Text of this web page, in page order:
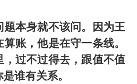
本身就不该问。因为王
账，他是在守一条线。
，过不过得去，跟值不值
谁有关系。